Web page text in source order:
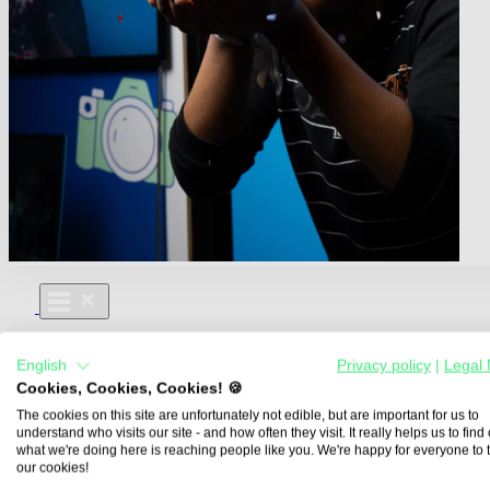
Aus- und Weiterbildungen
Für Lehre & Ausbildung
Media For You
Über Uns
English Privacy policy
Legal
Cookies, Cookies, Cookies! 🍪
The cookies on this site are unfortunately not edible, but are important for us to
understand who visits our site - and how often they visit. It really helps us to find
what we're doing here is reaching people like you. We're happy for everyone to
our cookies!